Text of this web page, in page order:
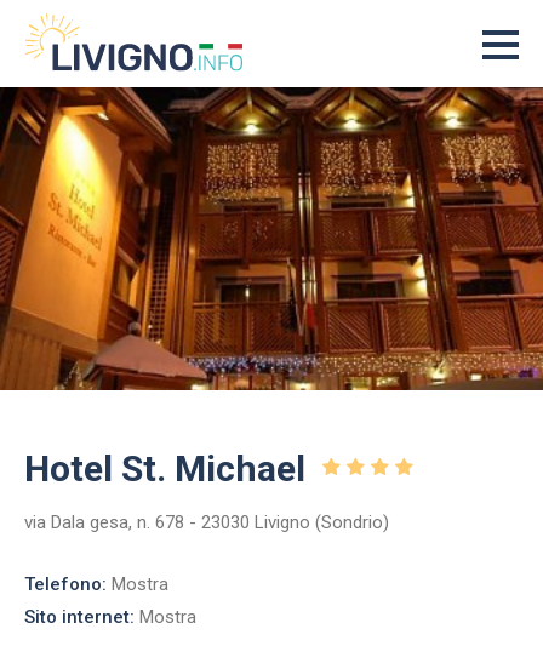
Hotel St. Michael
via Dala gesa, n. 678 - 23030 Livigno (Sondrio)
Telefono: Mostra
Sito internet: Mostra